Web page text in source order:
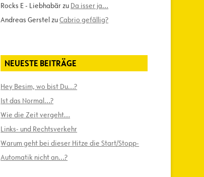
Rocks E - Liebhabärzu Da isser ja…
Andreas GerstelzuCabrio gefällig?
NEUESTE BEITRÄGE
Hey Besim, wo bist Du…?
Ist das Normal…?
Wie die Zeit vergeht…
Links- und Rechtsverkehr
Warum geht bei dieser Hitze die Start/Stopp-
Automatik nicht an…?